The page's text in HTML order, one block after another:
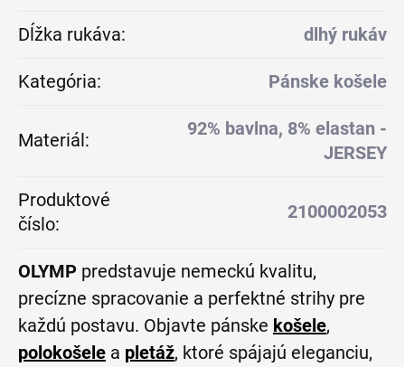
Dĺžka rukáva: dlhý rukáv
Kategória: Pánske košele
Materiál:
92% bavlna, 8% elastan -
JERSEY
Produktové
číslo:
2100002053
OLYMP predstavuje nemeckú kvalitu,
precízne spracovanie a perfektné strihy pre
každú postavu. Objavte pánske košele,
polokošele a pletáž, ktoré spájajú eleganciu,